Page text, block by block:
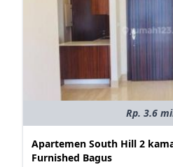
Rp. 3.6
Apartemen South Hill 2
Furnished Bagus